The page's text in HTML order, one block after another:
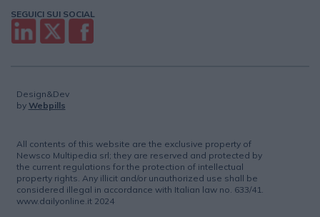
SEGUICI SUI SOCIAL
Design&Dev
by Webpills
All contents of this website are the exclusive property of
Newsco Multipedia srl; they are reserved and protected by
the current regulations for the protection of intellectual
property rights. Any illicit and/or unauthorized use shall be
considered illegal in accordance with Italian law no. 633/41.
www.dailyonline.it 2024